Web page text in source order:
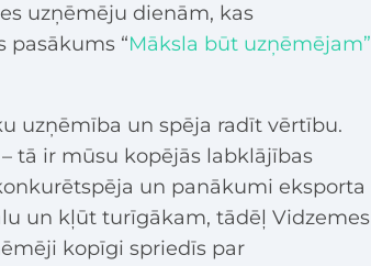
uzņēmēju dienām, kas
pasākums “Māksla būt uzņēmējam”
uzņēmība un spēja radīt vērtību.
tā ir mūsu kopējās labklājības
un panākumi eksporta
un kļūt turīgākam, tādēļ Vidzemes
kopīgi spriedīs par